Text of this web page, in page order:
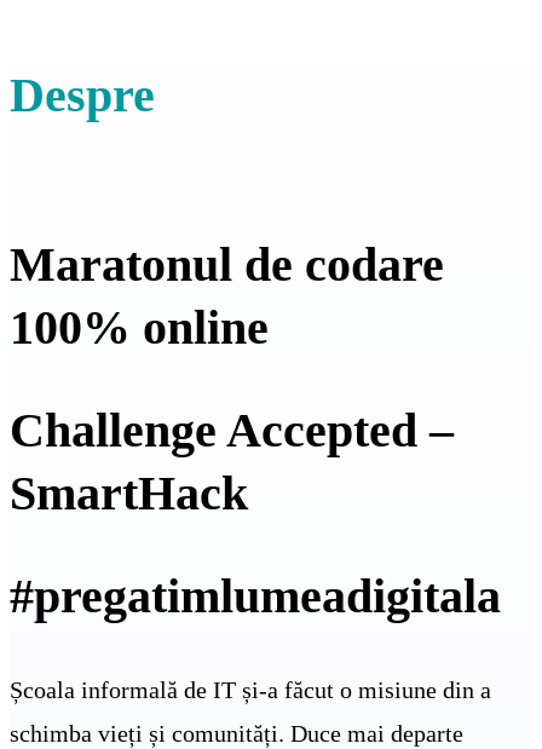
Despre
Maratonul de codare
100% online
Challenge Accepted –
SmartHack
#pregatimlumeadigitala
Școala informală de IT și-a făcut o misiune din a
schimba vieți și comunități. Duce mai departe